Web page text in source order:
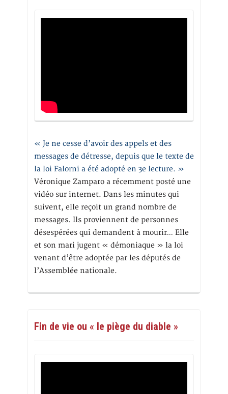
« Je ne cesse d’avoir des appels et des
messages de détresse, depuis que le texte de
la loi Falorni a été adopté en 3e lecture. »
Véronique Zamparo a récemment posté une
vidéo sur internet. Dans les minutes qui
suivent, elle reçoit un grand nombre de
messages. Ils proviennent de personnes
désespérées qui demandent à mourir… Elle
et son mari jugent « démoniaque » la loi
venant d’être adoptée par les députés de
l’Assemblée nationale.
Fin de vie ou « le piège du diable »